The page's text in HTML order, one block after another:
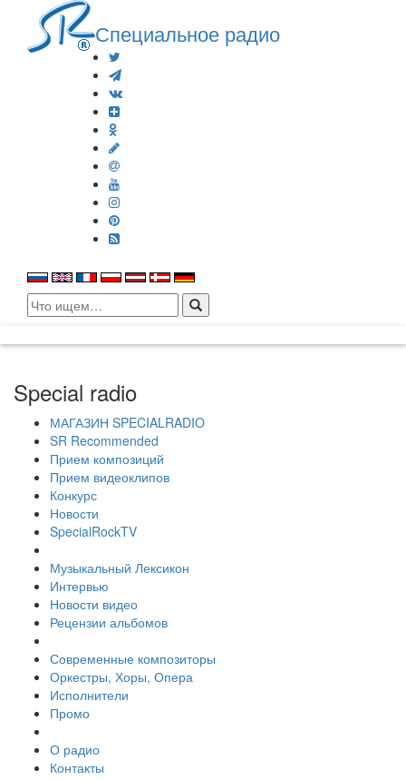
Специальное радио
Search
for:
Special radio
МАГАЗИН SPECIALRADIO
SR Recommended
Прием композиций
Прием видеоклипов
Конкурс
Новости
SpecialRockTV
Музыкальный Лексикон
Интервью
Новости видео
Рецензии альбомов
Современные композиторы
Оркестры, Хоры, Опера
Исполнители
Промо
О радио
Контакты